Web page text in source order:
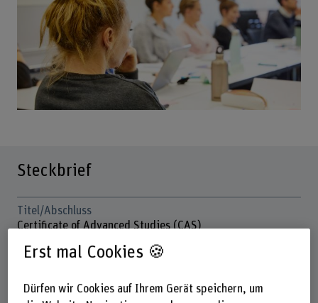
Steckbrief
Titel/Abschluss
Certificate of Advanced Studies (CAS)
Dauer
Unterrichtstage
Erst mal Cookies 🍪
Dürfen wir Cookies auf Ihrem Gerät speichern, um